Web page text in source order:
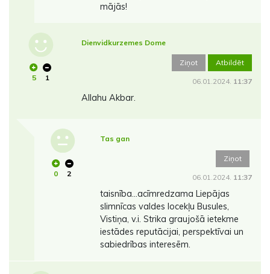
mājās!
5 1
Dienvidkurzemes Dome
Ziņot Atbildēt
06.01.2024. 11:37
Allahu Akbar.
0 2
Tas gan
Ziņot
06.01.2024. 11:37
taisnība...acīmredzama Liepājas
slimnīcas valdes locekļu Busules,
Vistiņa, v.i. Strika graujošā ietekme
iestādes reputācijai, perspektīvai un
sabiedrības interesēm.